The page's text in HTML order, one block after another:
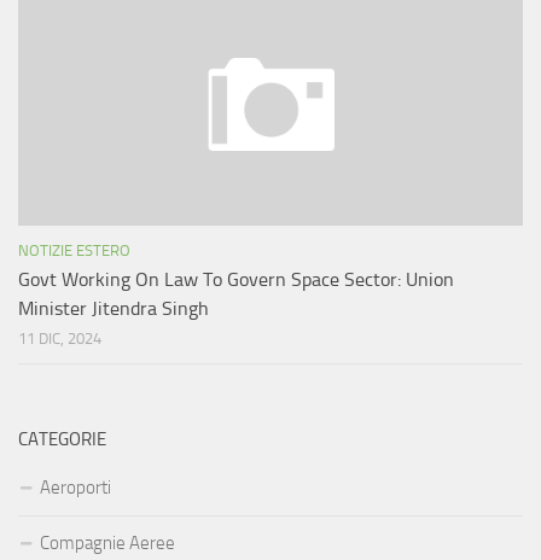
NOTIZIE ESTERO
Govt Working On Law To Govern Space Sector: Union
Minister Jitendra Singh
11 DIC, 2024
CATEGORIE
Aeroporti
Compagnie Aeree